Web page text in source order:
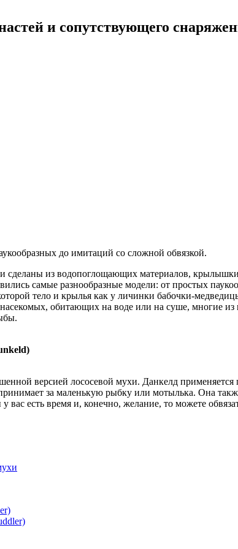
и сопутствующего
до имитаций со сложной обвязкой.
сделаны из водопоглощающих материалов,
самые разнообразные модели: от простых
тело и крылья как у личинки бабочки-
обитающих на воде или на суше, многие
версией лососевой мухи. Данкелд
за маленькую рыбку или мотылька. Она
вас есть время и, конечно, желание, то можете